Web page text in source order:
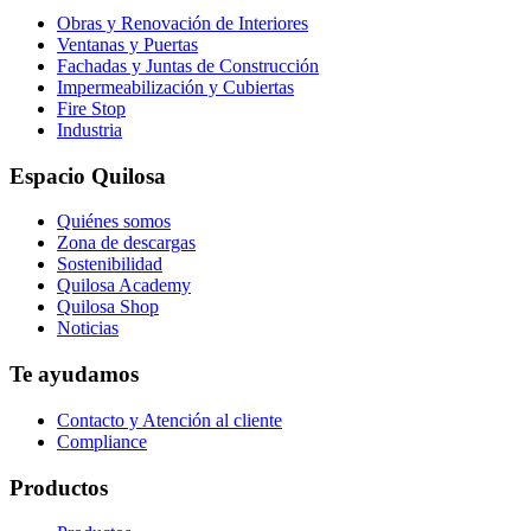
Obras y Renovación de Interiores
Ventanas y Puertas
Fachadas y Juntas de Construcción
Impermeabilización y Cubiertas
Fire Stop
Industria
Espacio Quilosa
Quiénes somos
Zona de descargas
Sostenibilidad
Quilosa Academy
Quilosa Shop
Noticias
Te ayudamos
Contacto y Atención al cliente
Compliance
Productos